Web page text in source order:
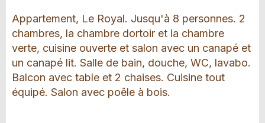
Appartement, Le Royal. Jusqu'à 8 personnes. 2
chambres, la chambre dortoir et la chambre
verte, cuisine ouverte et salon avec un canapé et
un canapé lit. Salle de bain, douche, WC, lavabo.
Balcon avec table et 2 chaises. Cuisine tout
équipé. Salon avec poêle à bois.